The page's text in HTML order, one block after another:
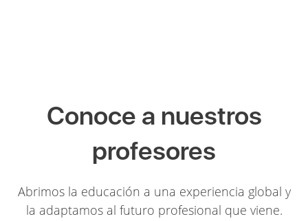
Conoce a nuestros
profesores
Abrimos la educación a una experiencia global y
la adaptamos al futuro profesional que viene.